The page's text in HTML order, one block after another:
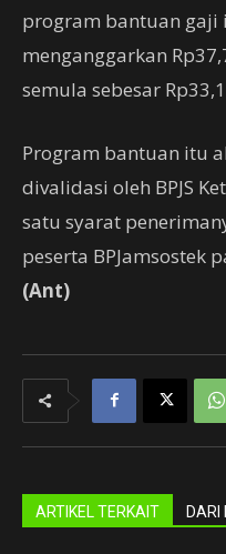
program bantuan gaji
menganggarkan
semula sebesar
Program bantuan itu
divalidasi oleh BPJS
satu syarat
peserta BPJamsostek
(Ant)
ARTIKEL TERKAIT DARI